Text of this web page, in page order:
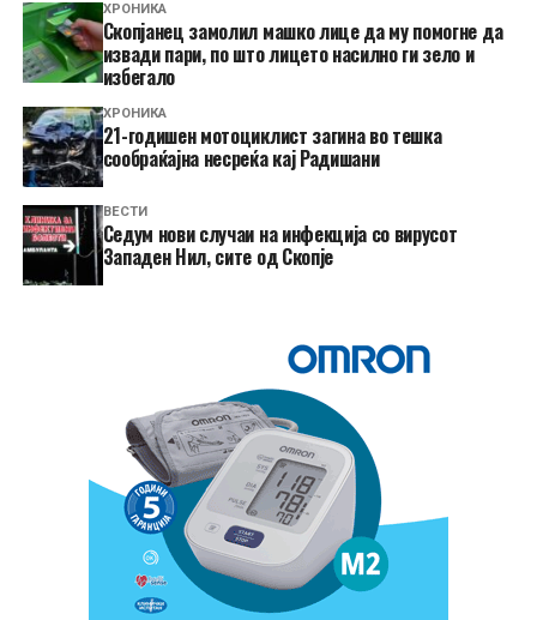
ХРОНИКА
Скопјанец замолил машко лице да му помогне да
извади пари, по што лицето насилно ги зело и
избегало
ХРОНИКА
21-годишен мотоциклист загина во тешка
сообраќајна несреќа кај Радишани
ВЕСТИ
Седум нови случаи на инфекција со вирусот
Западен Нил, сите од Скопје